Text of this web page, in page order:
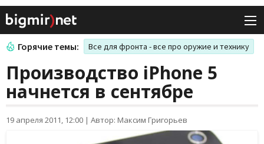
Горячие темы: Все для фронта - все про оружие и технику
Производство iPhone 5
начнется в сентябре
19 апреля 2011, 12:00 | Автор: Максим Григорьев